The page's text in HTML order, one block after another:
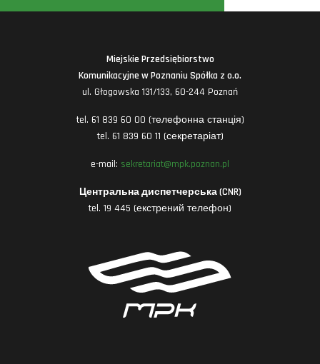
Miejskie Przedsiębiorstwo
Komunikacyjne w Poznaniu Spółka z o.o.
ul. Głogowska 131/133, 60-244 Poznań
tel. 61 839 60 00 (телефонна станція)
tel. 61 839 60 11 (секретаріат)
e-mail: sekretariat@mpk.poznan.pl
Центральна диспетчерська (CNR)
tel. 19 445 (екстрений телефон)